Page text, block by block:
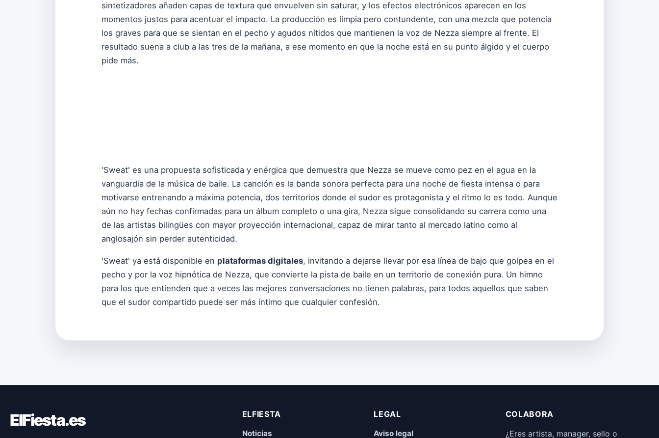
sintetizadores añaden capas de textura que envuelven sin saturar, y los efectos electrónicos aparecen en los
momentos justos para acentuar el impacto. La producción es limpia pero contundente, con una mezcla que potencia
los graves para que se sientan en el pecho y agudos nítidos que mantienen la voz de Nezza siempre al frente. El
resultado suena a club a las tres de la mañana, a ese momento en que la noche está en su punto álgido y el cuerpo
pide más.
'Sweat' es una propuesta sofisticada y enérgica que demuestra que Nezza se mueve como pez en el agua en la
vanguardia de la música de baile. La canción es la banda sonora perfecta para una noche de fiesta intensa o para
motivarse entrenando a máxima potencia, dos territorios donde el sudor es protagonista y el ritmo lo es todo. Aunque
aún no hay fechas confirmadas para un álbum completo o una gira, Nezza sigue consolidando su carrera como una
de las artistas bilingües con mayor proyección internacional, capaz de mirar tanto al mercado latino como al
anglosajón sin perder autenticidad.
'Sweat' ya está disponible en plataformas digitales, invitando a dejarse llevar por esa línea de bajo que golpea en el
pecho y por la voz hipnótica de Nezza, que convierte la pista de baile en un territorio de conexión pura. Un himno
para los que entienden que a veces las mejores conversaciones no tienen palabras, para todos aquellos que saben
que el sudor compartido puede ser más íntimo que cualquier confesión.
ElFiesta.es ELFIESTA
Noticias
LEGAL
Aviso legal
COLABORA
¿Eres artista, manager, sello o